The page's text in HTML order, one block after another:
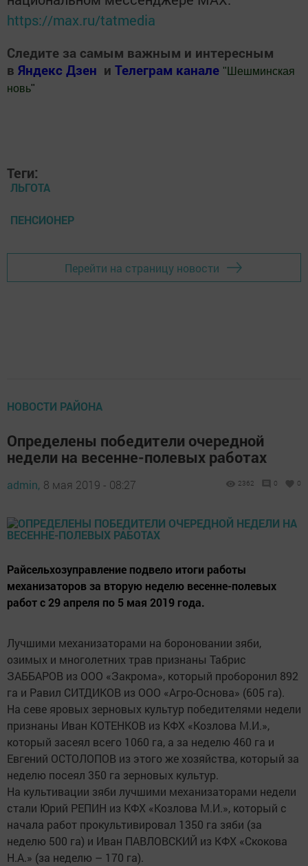
https://max.ru/tatmedia
Следите за самым важным и интересным
в Яндекс Дзен и Телеграм канале " Шешминская
новь"
Теги:
ЛЬГОТА
ПЕНСИОНЕР
Перейти на страницу новости
НОВОСТИ РАЙОНА
Определены победители очередной
недели на весенне-полевых работах
admin, 8 мая 2019 - 08:27 2362 0 0
Райсельхозуправление подвело итоги работы
механизаторов за вторую неделю весенне-полевых
работ с 29 апреля по 5 мая 2019 года.
Лучшими механизаторами на бороновании зяби,
озимых и многолетних трав признаны Табрис
ЗАББАРОВ из ООО «Закрома», который проборонил 892
га и Равил СИТДИКОВ из ООО «Агро-Основа» (605 га).
На севе яровых зерновых культур победителями недели
признаны Иван КОТЕНКОВ из КФХ «Козлова М.И.»,
который засеял всего 1060 га, а за неделю 460 га и
Евгений ОСТОЛОПОВ из этого же хозяйства, который за
неделю посеял 350 га зерновых культур.
На культивации зяби лучшими механизаторами недели
стали Юрий РЕПИН из КФХ «Козлова М.И.», который с
начала работ прокультивировал 1350 га зяби (за
неделю 500 га) и Иван ПАВЛОВСКИЙ из КФХ «Скокова
Н.А.» (за неделю – 170 га).